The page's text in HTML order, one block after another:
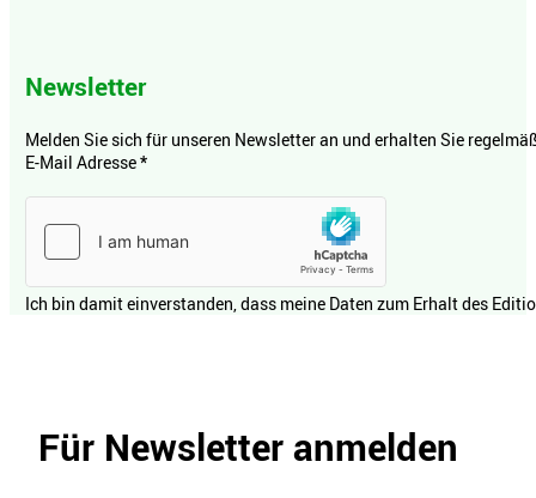
Newsletter
Melden Sie sich für unseren Newsletter an und erhalten Sie
E-Mail Adresse*
Ich bin damit einverstanden, dass meine Daten zum Erhalt des
Für Newsletter anmelden